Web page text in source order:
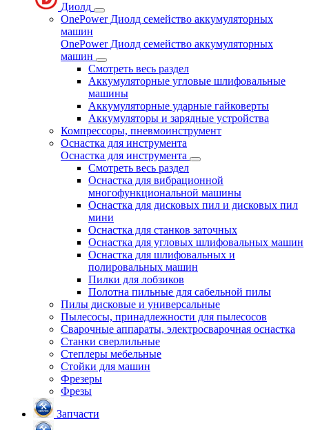
Диолд
OnePower Диолд семейство аккумуляторных
машин
OnePower Диолд семейство аккумуляторных
машин
Смотреть весь раздел
Аккумуляторные угловые шлифовальные
машины
Аккумуляторные ударные гайковерты
Аккумуляторы и зарядные устройства
Компрессоры, пневмоинструмент
Оснастка для инструмента
Оснастка для инструмента
Смотреть весь раздел
Оснастка для вибрационной
многофункциональной машины
Оснастка для дисковых пил и дисковых пил
мини
Оснастка для станков заточных
Оснастка для угловых шлифовальных машин
Оснастка для шлифовальных и
полировальных машин
Пилки для лобзиков
Полотна пильные для сабельной пилы
Пилы дисковые и универсальные
Пылесосы, принадлежности для пылесосов
Сварочные аппараты, электросварочная оснастка
Станки сверлильные
Степлеры мебельные
Стойки для машин
Фрезеры
Фрезы
Запчасти